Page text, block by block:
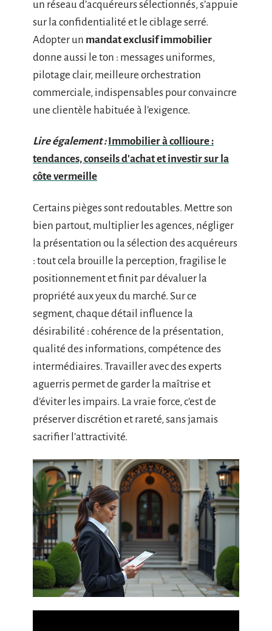
un réseau d’acquéreurs sélectionnés, s’appuie
sur la confidentialité et le ciblage serré.
Adopter un mandat exclusif immobilier
donne aussi le ton : messages uniformes,
pilotage clair, meilleure orchestration
commerciale, indispensables pour convaincre
une clientèle habituée à l’exigence.
Lire également : Immobilier à collioure :
tendances, conseils d'achat et investir sur la
côte vermeille
Certains pièges sont redoutables. Mettre son
bien partout, multiplier les agences, négliger
la présentation ou la sélection des acquéreurs
: tout cela brouille la perception, fragilise le
positionnement et finit par dévaluer la
propriété aux yeux du marché. Sur ce
segment, chaque détail influence la
désirabilité : cohérence de la présentation,
qualité des informations, compétence des
intermédiaires. Travailler avec des experts
aguerris permet de garder la maîtrise et
d’éviter les impairs. La vraie force, c’est de
préserver discrétion et rareté, sans jamais
sacrifier l’attractivité.